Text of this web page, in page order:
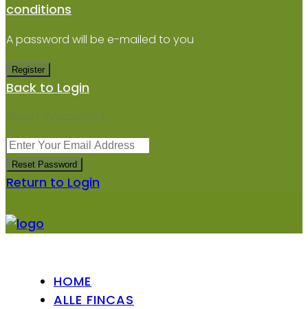
conditions
A password will be e-mailed to you
Register
Back to Login
Reset Password
Reset Password
Return to Login
HOME
ALLE FINCAS